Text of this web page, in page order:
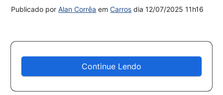
Publicado porAlan Corrêa emCarros dia12/07/2025 11h16
Continue Lendo